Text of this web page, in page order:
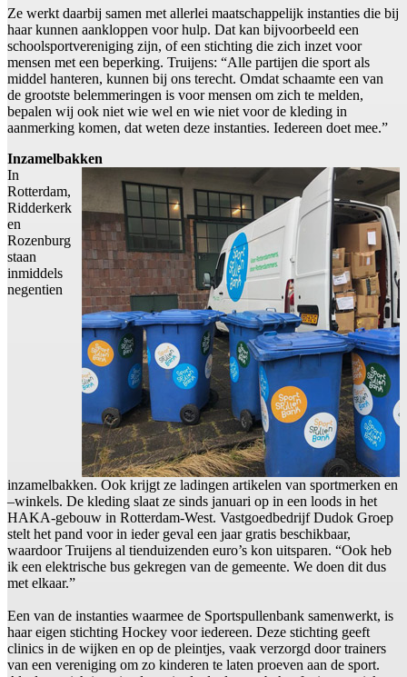
Ze werkt daarbij samen met allerlei maatschappelijk instanties die bij
haar kunnen aankloppen voor hulp. Dat kan bijvoorbeeld een
schoolsportvereniging zijn, of een stichting die zich inzet voor
mensen met een beperking. Truijens: “Alle partijen die sport als
middel hanteren, kunnen bij ons terecht. Omdat schaamte een van
de grootste belemmeringen is voor mensen om zich te melden,
bepalen wij ook niet wie wel en wie niet voor de kleding in
aanmerking komen, dat weten deze instanties. Iedereen doet mee.”
Inzamelbakken
In
Rotterdam,
Ridderkerk
en
Rozenburg
staan
inmiddels
negentien
inzamelbakken. Ook krijgt ze ladingen artikelen van sportmerken en
–winkels. De kleding slaat ze sinds januari op in een loods in het
HAKA-gebouw in Rotterdam-West. Vastgoedbedrijf Dudok Groep
stelt het pand voor in ieder geval een jaar gratis beschikbaar,
waardoor Truijens al tienduizenden euro’s kon uitsparen. “Ook heb
ik een elektrische bus gekregen van de gemeente. We doen dit dus
met elkaar.”
Een van de instanties waarmee de Sportspullenbank samenwerkt, is
haar eigen stichting Hockey voor iedereen. Deze stichting geeft
clinics in de wijken en op de pleintjes, vaak verzorgd door trainers
van een vereniging om zo kinderen te laten proeven aan de sport.